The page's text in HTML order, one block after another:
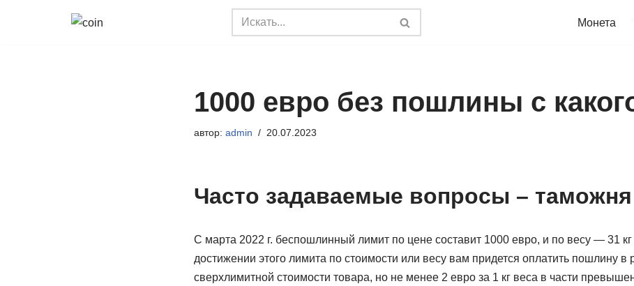
Монета
1000 евро без пошлины с
автор: admin 20.07.2023
Часто задаваемые вопросы – таможня
С марта 2022 г. беспошлинный лимит по цене составит 1000 евро, и по весу — 31
достижении этого лимита по стоимости или весу вам придется оплатить пошлину в
сверхлимитной стоимости товара, но не менее 2 евро за 1 кг веса в части